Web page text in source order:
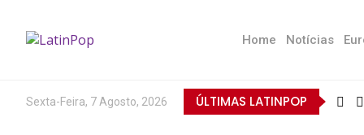
Home Notícias
Sexta-Feira, 7 Agosto, 2026 ÚLTIMAS LATINPOP